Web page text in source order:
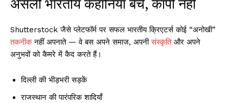
असली भारतीय कहानियां बेचें, कॉपी नहीं
Shutterstock जैसे प्लेटफॉर्म पर सफल भारतीय क्रिएटर्स कोई “अनोखी”
तकनीकनहीं अपनाते — वे बस अपने समाज, अपनीसंस्कृतिऔर अपने
अनुभवों को कैमरे में कैद करते हैं।
दिल्ली की भीड़भरी सड़कें
राजस्थान की पारंपरिक शादियाँ